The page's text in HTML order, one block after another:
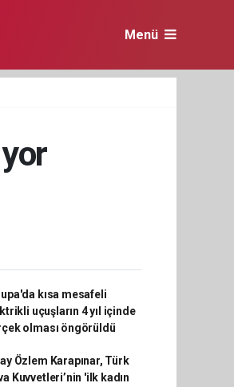
Menü
kısa mesafeli
uçuşların 4 yıl içinde
olması öngörüldü
Özlem Karapınar, Türk
Kuvvetleri’nin 'ilk kadın